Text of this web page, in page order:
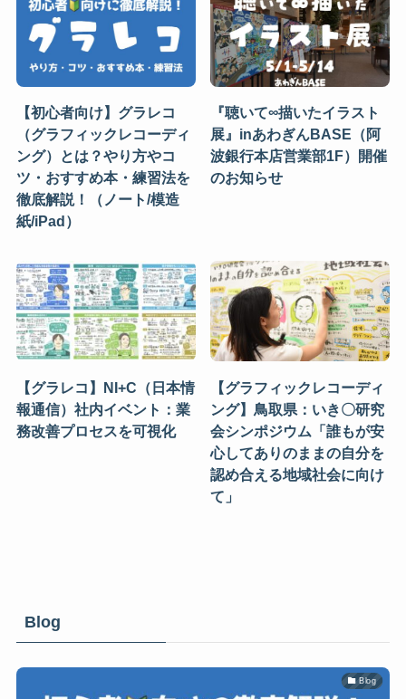
【初心者向け】グラレコ
（グラフィックレコーディ
ング）とは？やり方やコ
ツ・おすすめ本・練習法を
徹底解説！（ノート/模造
紙/iPad）
『聴いて∞描いたイラスト
展』inあわぎんBASE（阿
波銀行本店営業部1F）開催
のお知らせ
【グラレコ】NI+C（日本情
報通信）社内イベント：業
務改善プロセスを可視化
【グラフィックレコーディ
ング】鳥取県：いき〇研究
会シンポジウム「誰もが安
心してありのままの自分を
認め合える地域社会に向け
て」
Blog
Blog